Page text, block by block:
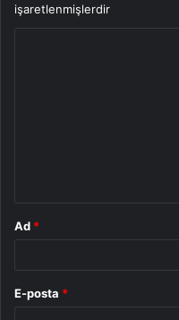
işaretlenmişlerdir
Ad *
E-posta *